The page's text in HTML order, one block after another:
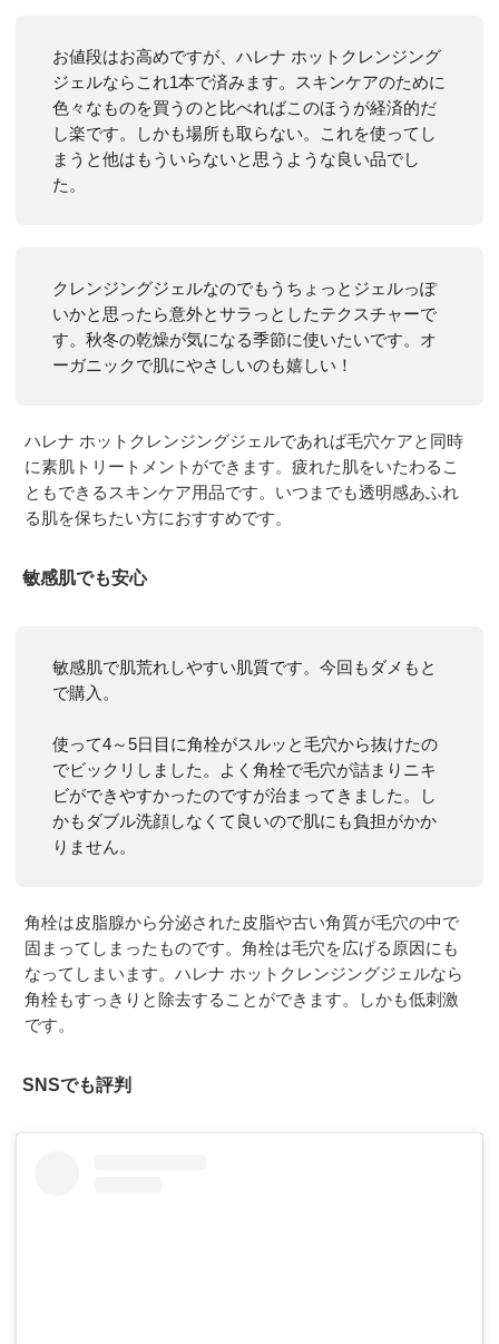
お値段はお高めですが、ハレナ ホットクレンジング
ジェルならこれ1本で済みます。スキンケアのために
色々なものを買うのと比べればこのほうが経済的だ
し楽です。しかも場所も取らない。これを使ってし
まうと他はもういらないと思うような良い品でし
た。
クレンジングジェルなのでもうちょっとジェルっぽ
いかと思ったら意外とサラっとしたテクスチャーで
す。秋冬の乾燥が気になる季節に使いたいです。オ
ーガニックで肌にやさしいのも嬉しい！
ハレナ ホットクレンジングジェルであれば毛穴ケアと同時
に素肌トリートメントができます。疲れた肌をいたわるこ
ともできるスキンケア用品です。いつまでも透明感あふれ
る肌を保ちたい方におすすめです。
敏感肌でも安心
敏感肌で肌荒れしやすい肌質です。今回もダメもと
で購入。
使って4～5日目に角栓がスルッと毛穴から抜けたの
でビックリしました。よく角栓で毛穴が詰まりニキ
ビができやすかったのですが治まってきました。し
かもダブル洗顔しなくて良いので肌にも負担がかか
りません。
角栓は皮脂腺から分泌された皮脂や古い角質が毛穴の中で
固まってしまったものです。角栓は毛穴を広げる原因にも
なってしまいます。ハレナ ホットクレンジングジェルなら
角栓もすっきりと除去することができます。しかも低刺激
です。
SNSでも評判